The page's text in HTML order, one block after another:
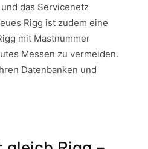
das Servicenetz
Rigg ist zudem eine
mit Mastnummer
Messen zu vermeiden.
Datenbanken und